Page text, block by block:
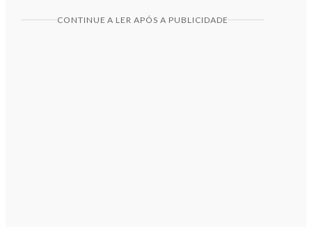
CONTINUE A LER APÓS A PUBLICIDADE